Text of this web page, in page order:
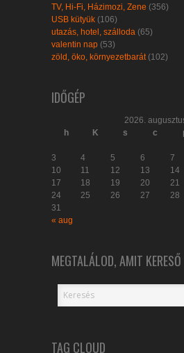
TV, Hi-Fi, Házimozi, Zene (356)
USB kütyük (106)
utazás, hotel, szálloda (65)
valentin nap (53)
zöld, öko, környezetbarát (102)
IDŐGÉP
2026.
h
K s c
3
4 5 6 7
10
11 12 13 14
17
18 19 20 21
24
25 26 27 28
31
« aug
MEGTALÁLOD, AMIT KERESŐ
TAG CLOUD